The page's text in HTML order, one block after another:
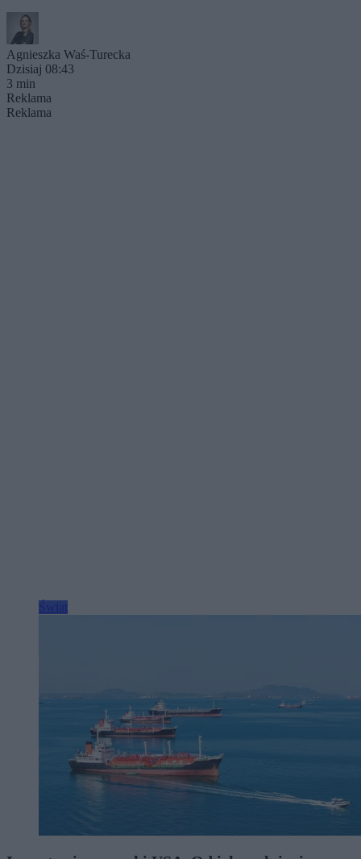
Agnieszka Waś-Turecka
Dzisiaj 08:43
3 min
Reklama
Reklama